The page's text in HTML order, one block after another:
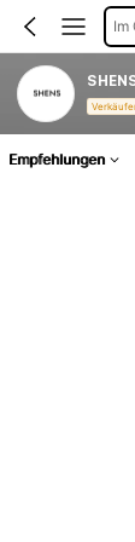
Im
Empfehlungen